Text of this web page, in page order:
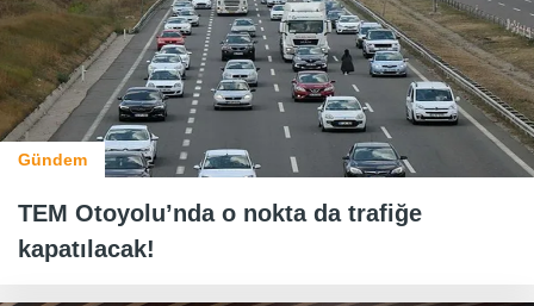
Gündem
TEM Otoyolu’nda o nokta da trafiğe
kapatılacak!